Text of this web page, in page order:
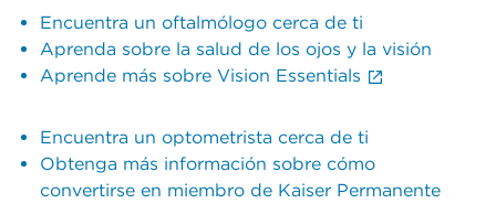
Encuentra un oftalmólogo cerca de ti
Aprenda sobre la salud de los ojos y la visión
Aprende más sobre Vision Essentials
Encuentra un optometrista cerca de ti
Obtenga más información sobre cómo
convertirse en miembro de Kaiser Permanente